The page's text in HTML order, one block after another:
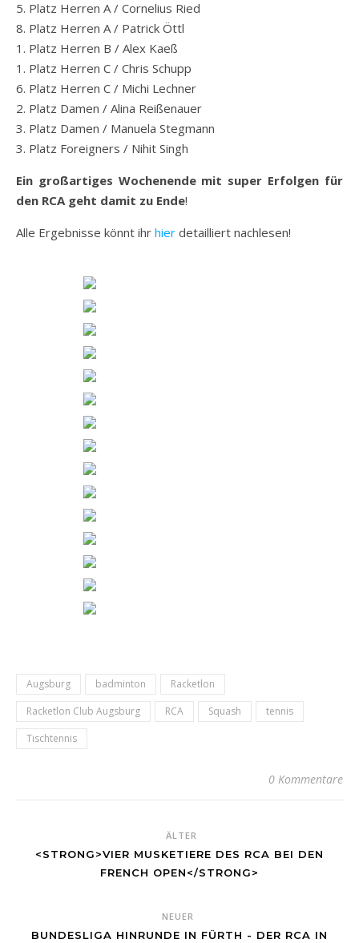
5. Platz Herren A / Cornelius Ried
8. Platz Herren A / Patrick Öttl
1. Platz Herren B / Alex Kaeß
1. Platz Herren C / Chris Schupp
6. Platz Herren C / Michi Lechner
2. Platz Damen / Alina Reißenauer
3. Platz Damen / Manuela Stegmann
3. Platz Foreigners / Nihit Singh
Ein großartiges Wochenende mit super Erfolgen für
den RCA geht damit zu Ende!
Alle Ergebnisse könnt ihr hier detailliert nachlesen!
Augsburg badminton
Racketlon
Racketlon Club Augsburg
RCA Squash
tennis
Tischtennis
0 Kommentare
ÄLTER
<STRONG>VIER MUSKETIERE DES RCA BEI DEN
FRENCH OPEN</STRONG>
NEUER
BUNDESLIGA HINRUNDE IN FÜRTH - DER RCA IN